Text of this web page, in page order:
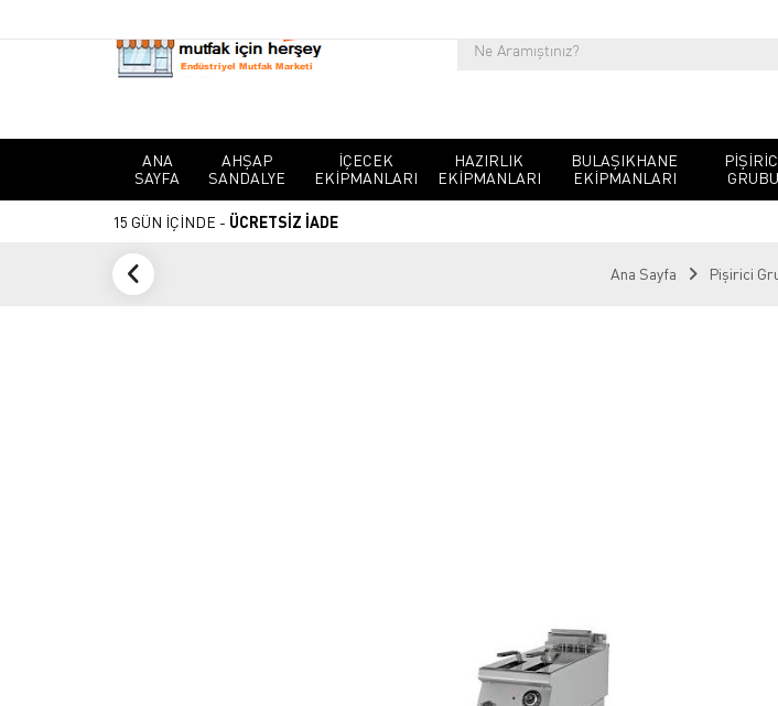
ANA
SAYFA
AHŞAP
SANDALYE
İÇECEK
EKIPMANLARI
HAZIRLIK
EKIPMANLARI
BULAŞIKHANE
EKIPMANLARI
GRUBU
15 GÜN İÇİNDE - ÜCRETSİZ İADE
Ana Sayfa Pişirici